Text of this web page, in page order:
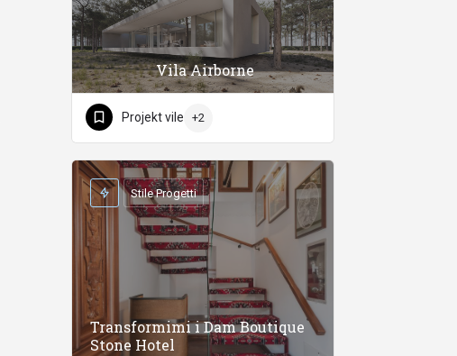
Vila Airborne
Projekt vile +2
Transformimi i Dam Boutique
Stone Hotel
Stile Progetti